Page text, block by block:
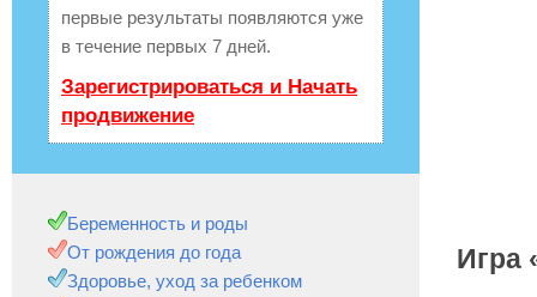
Игра
первые результаты появляются уже
в течение первых 7 дней.
Зарегистрироваться и Начать
продвижение
Беременность и роды
От рождения до года
Здоровье, уход за ребенком